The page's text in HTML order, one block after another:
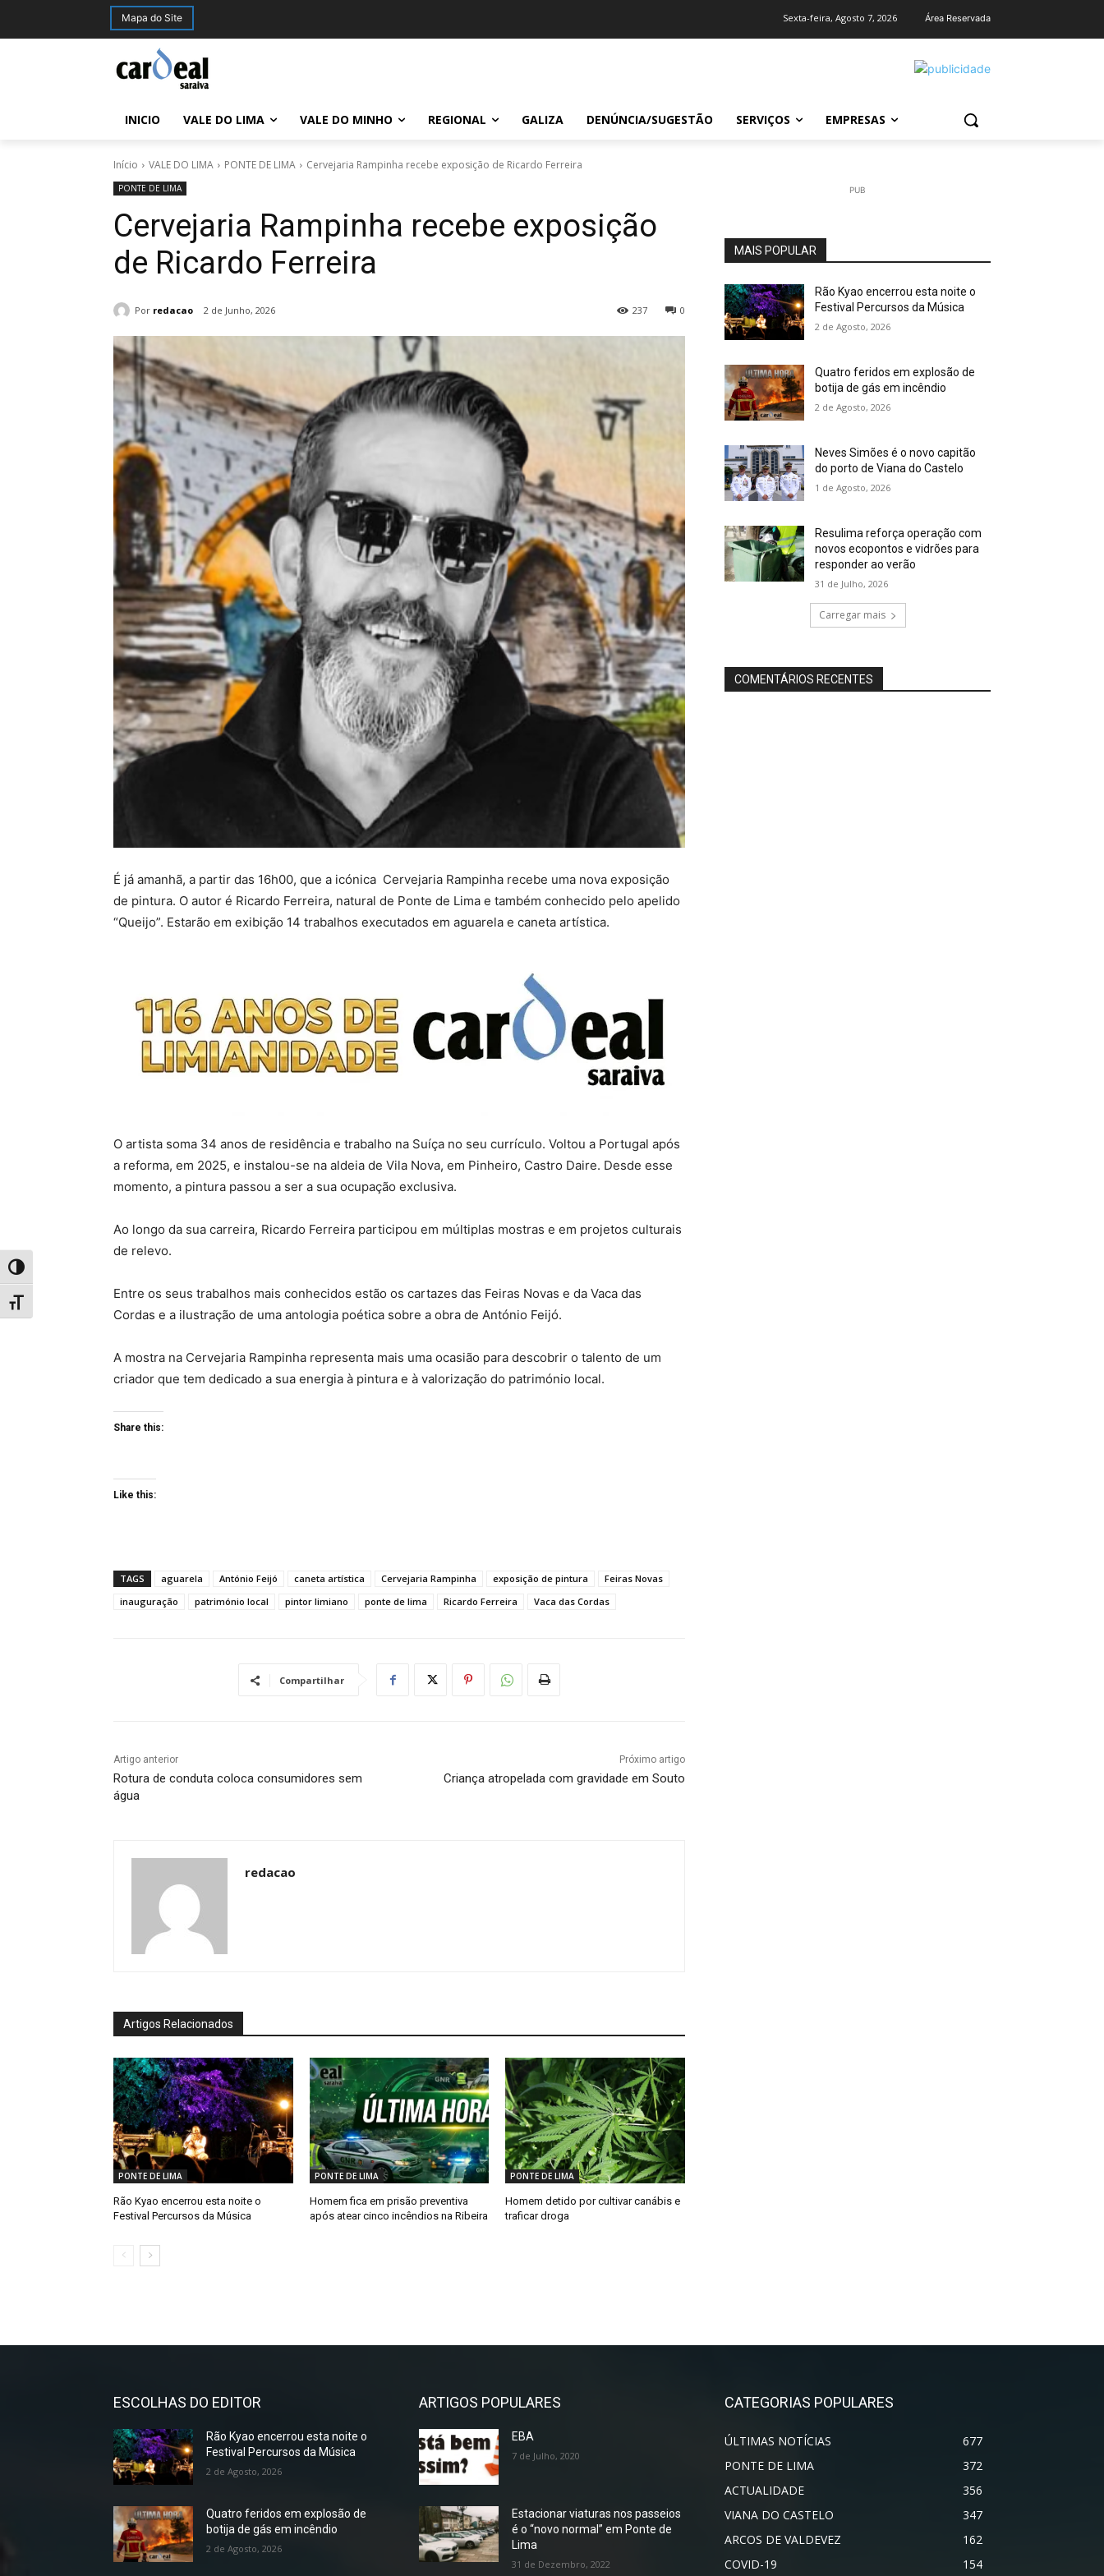
Toggle High Contrast
Toggle Font size
Mapa do Site Sexta-feira, Agosto 7, 2026 Área Reservada
INICIO VALE DO LIMA VALE DO MINHO REGIONAL GALIZA DENÚNCIA/SUGESTÃO SERVIÇOS EMPRESAS
Início VALE DO LIMA PONTE DE LIMA Cervejaria Rampinha recebe exposição de Ricardo Ferreira
PONTE DE LIMA
Cervejaria Rampinha recebe exposição
de Ricardo Ferreira
Por redacao 2 de Junho, 2026 0
237
É já amanhã, a partir das 16h00, que a icónica Cervejaria Rampinha recebe uma nova exposição
de pintura. O autor é Ricardo Ferreira, natural de Ponte de Lima e também conhecido pelo apelido
“Queijo”. Estarão em exibição 14 trabalhos executados em aguarela e caneta artística.
O artista soma 34 anos de residência e trabalho na Suíça no seu currículo. Voltou a Portugal após
a reforma, em 2025, e instalou-se na aldeia de Vila Nova, em Pinheiro, Castro Daire. Desde esse
momento, a pintura passou a ser a sua ocupação exclusiva.
Ao longo da sua carreira, Ricardo Ferreira participou em múltiplas mostras e em projetos culturais
de relevo.
Entre os seus trabalhos mais conhecidos estão os cartazes das Feiras Novas e da Vaca das
Cordas e a ilustração de uma antologia poética sobre a obra de António Feijó.
A mostra na Cervejaria Rampinha representa mais uma ocasião para descobrir o talento de um
criador que tem dedicado a sua energia à pintura e à valorização do património local.
Share this:
Like this:
TAGS aguarela António Feijó caneta artística Cervejaria Rampinha exposição de pintura
Feiras Novas
inauguração
património local pintor limiano ponte de lima Ricardo Ferreira Vaca das Cordas
Compartilhar
Artigo anterior
Rotura de conduta coloca consumidores sem
água
Próximo artigo
Criança atropelada com gravidade em Souto
redacao
Artigos Relacionados
PONTE DE LIMA
Rão Kyao encerrou esta noite o
Festival Percursos da Música
PONTE DE LIMA
Homem fica em prisão preventiva
após atear cinco incêndios na Ribeira
PONTE DE LIMA
Homem detido por cultivar canábis e
traficar droga
PUB
MAIS POPULAR
Rão Kyao encerrou esta noite o
Festival Percursos da Música
2 de Agosto, 2026
Quatro feridos em explosão de
botija de gás em incêndio
2 de Agosto, 2026
Neves Simões é o novo capitão
do porto de Viana do Castelo
1 de Agosto, 2026
Resulima reforça operação com
novos ecopontos e vidrões para
responder ao verão
31 de Julho, 2026
Carregar mais
COMENTÁRIOS RECENTES
ESCOLHAS DO EDITOR
Rão Kyao encerrou esta noite o
Festival Percursos da Música
2 de Agosto, 2026
Quatro feridos em explosão de
botija de gás em incêndio
2 de Agosto, 2026
ARTIGOS POPULARES
EBA
7 de Julho, 2020
Estacionar viaturas nos passeios
é o “novo normal” em Ponte de
Lima
31 de Dezembro, 2022
CATEGORIAS POPULARES
ÚLTIMAS NOTÍCIAS
677
PONTE DE LIMA
372
ACTUALIDADE
356
VIANA DO CASTELO
347
ARCOS DE VALDEVEZ
162
COVID-19
154